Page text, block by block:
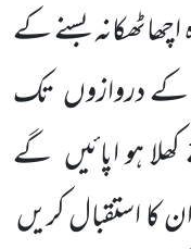
بسنے کے
کے دروازوں تک
ہو اپائیں گے
کا استقبال کریں